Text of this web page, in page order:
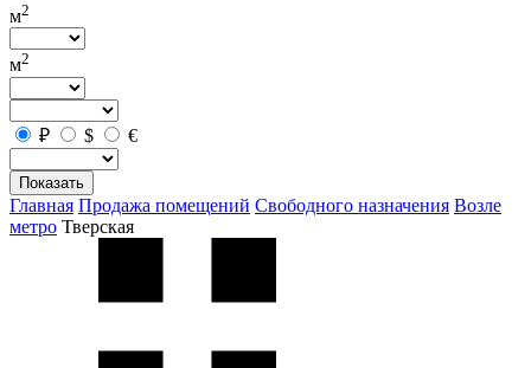
м2
м2
₽ $ €
Показать
Главная Продажа помещений Свободного назначения Возле
метро Тверская